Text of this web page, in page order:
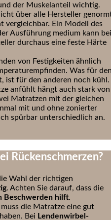
der Muskelanteil wichtig.
über alle Hersteller
vergleichbar. Ein Modell des
Ausführung medium kann bei
durchaus eine feste Härte
von Festigkeiten ähnlich
Was für
ist für den anderen noch kühl.
anfühlt hängt auch stark von
Matratzen mit der gleichen
mit und ohne zonierter
spürbar unterschiedlich an.
Rückenschmerzen?
Wahl der richtigen
. Achten Sie darauf, dass die
Beschwerden hilft.
muss die Matratze eine gut
haben. Bei Lendenwirbel-